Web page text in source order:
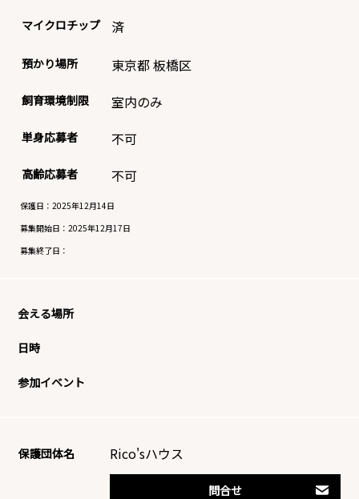
マイクロチップ 済
預かり場所 東京都 板橋区
飼育環境制限 室内のみ
単身応募者 不可
高齢応募者 不可
保護日：2025年12月14日
募集開始日： 2025年12月17日
募集終了日：
会える場所
日時
参加イベント
保護団体名 Rico'sハウス
問合せ